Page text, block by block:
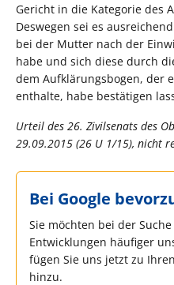
Gericht in die Kategorie des
Deswegen sei es
bei der Mutter nach der
habe und sich diese durch
dem Aufklärungsbogen, der
enthalte, habe bestätigen
Urteil des 26. Zivilsenats des
29.09.2015 (26 U 1/15), nicht
Bei Google
Sie möchten bei der
Entwicklungen häufiger
fügen Sie uns jetzt zu
hinzu.